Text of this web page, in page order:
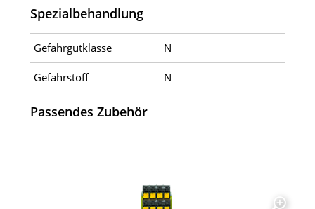
Spezialbehandlung
Gefahrgutklasse N
Gefahrstoff N
Passendes Zubehör